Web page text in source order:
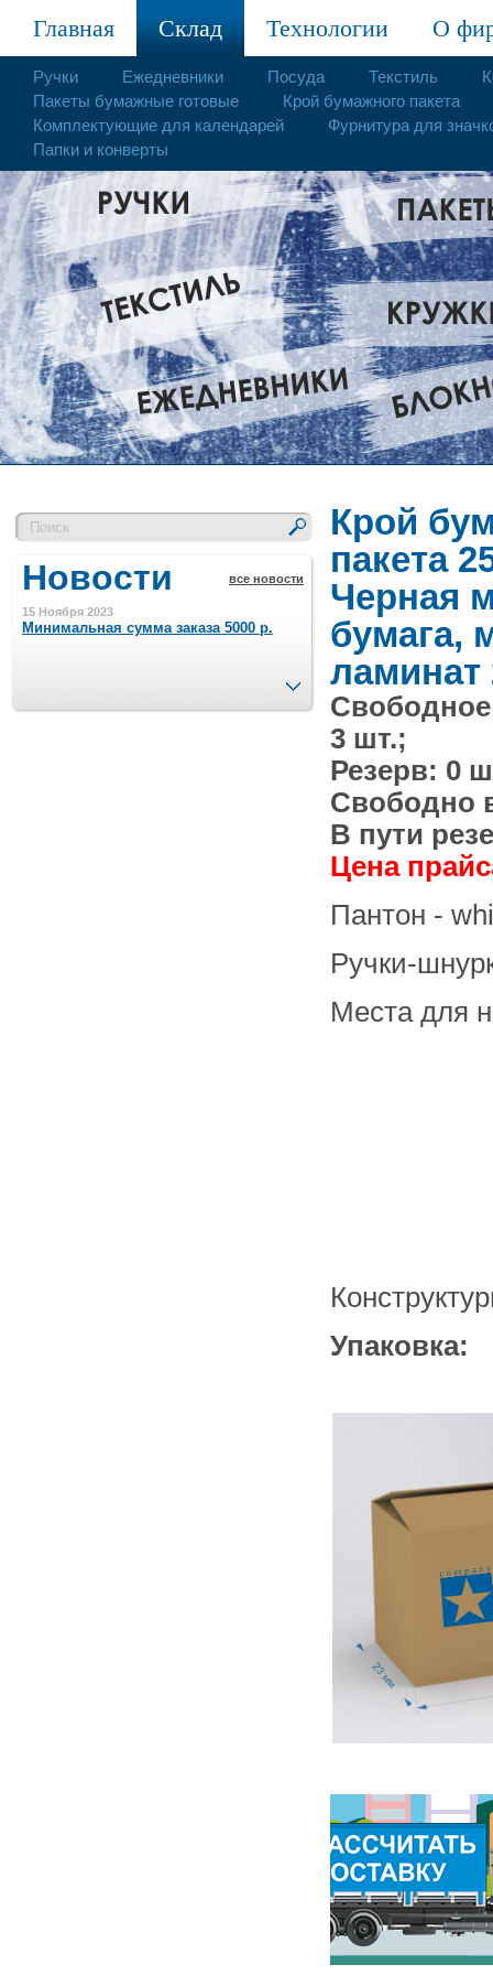
Главная Склад Технологии О
Ручки Ежедневники Посуда Текстиль
Пакеты бумажные готовые
Крой бумажного пакета
Комплектующие для календарей
Фурнитура для
Папки и конверты
Новости все новости
15 Ноября 2023
Минимальная сумма заказа 5000 р.
Шляпные коробочки производим
След.
Крой
пакета
Черная
бумага,
ламинат
3 шт.;
Резерв: 0
Свободно
В пути
Цена
Пантон -
Ручки-
Места для
Упаковка: